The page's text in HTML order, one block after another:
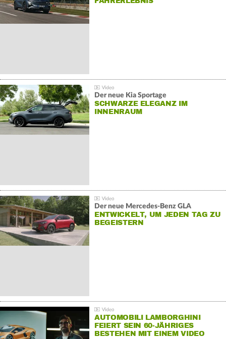
Der neue Kia Sportage
SCHWARZE ELEGANZ IM
INNENRAUM
Der neue Mercedes-Benz GLA
ENTWICKELT, UM JEDEN TAG ZU
BEGEISTERN
AUTOMOBILI LAMBORGHINI
FEIERT SEIN 60-JÄHRIGES
BESTEHEN MIT EINEM VIDEO